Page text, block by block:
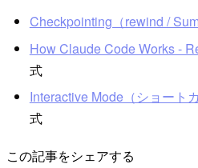
Checkpointing（rewind /
How Claude Code Works -
式
Interactive Mode（ショート
式
この記事をシェアする